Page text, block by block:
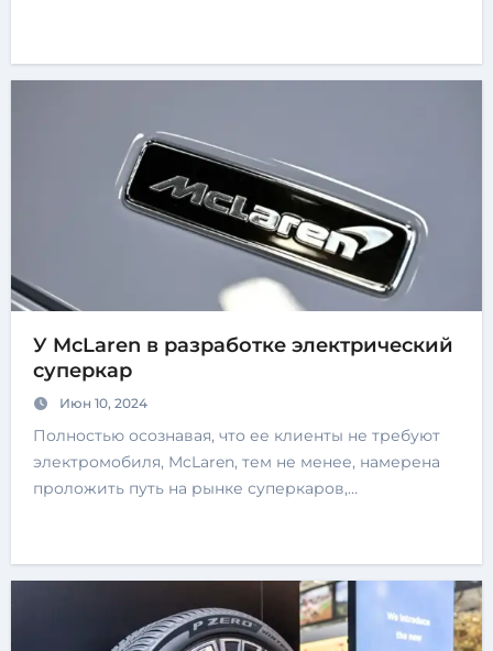
У McLaren в разработке электрический
суперкар
Июн 10, 2024
Полностью осознавая, что ее клиенты не требуют
электромобиля, McLaren, тем не менее, намерена
проложить путь на рынке суперкаров,…